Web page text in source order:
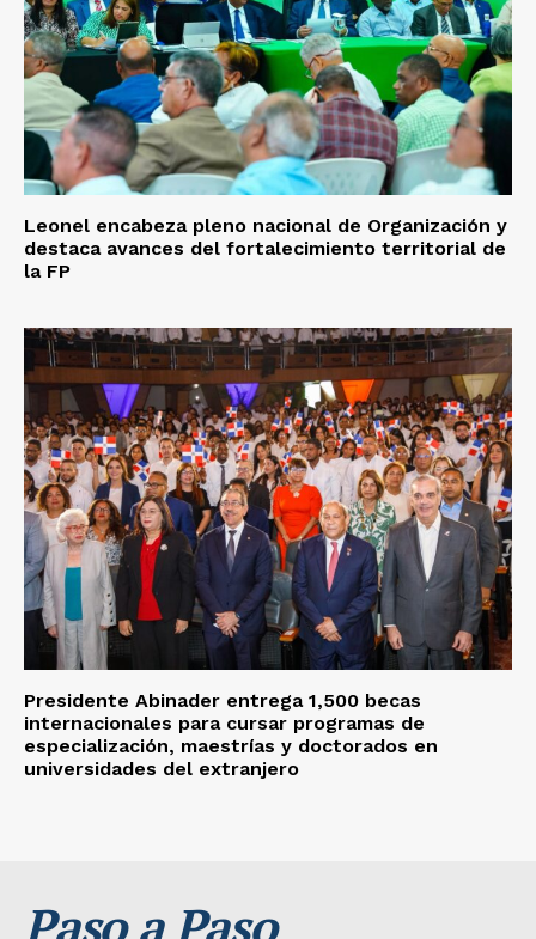
Leonel encabeza pleno nacional de Organización y
destaca avances del fortalecimiento territorial de
la FP
Presidente Abinader entrega 1,500 becas
internacionales para cursar programas de
especialización, maestrías y doctorados en
universidades del extranjero
Paso a Paso